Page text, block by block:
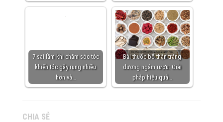
7 sai lầm khi chăm sóc tóc
khiến tóc gãy rụng nhiều
hơn và…
Bài thuốc bổ thận tráng
dương ngâm rượu: Giải
pháp hiệu quả…
CHIA SẺ